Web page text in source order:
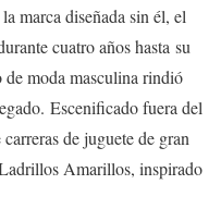
marca diseñada sin él, el
cuatro años hasta su
moda masculina rindió
Escenificado fuera del
de juguete de gran
Amarillos, inspirado